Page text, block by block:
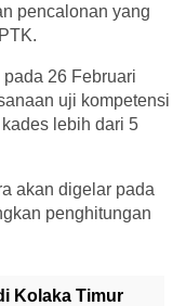
pencalonan yang
26 Februari
uji kompetensi
lebih dari 5
akan digelar pada
penghitungan
Kolaka Timur